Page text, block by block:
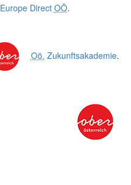
Europe Direct OÖ.
Oö. Zukunftsakademie.